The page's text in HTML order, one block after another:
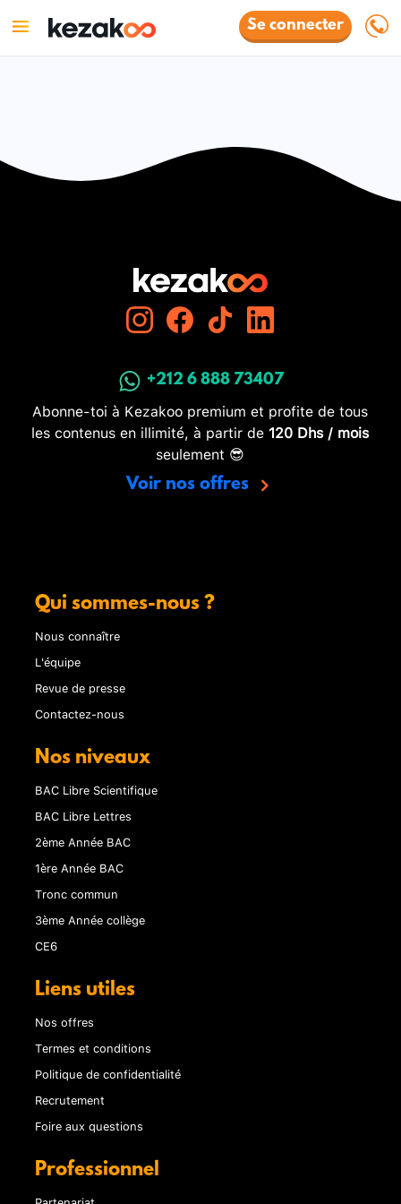
Se connecter
+212 6 888 73407
Abonne-toi à Kezakoo premium et profite de tous
les contenus en illimité, à partir de 120 Dhs / mois
seulement 😎
Voir nos offres
Qui sommes-nous ?
Nous connaître
L'équipe
Revue de presse
Contactez-nous
Nos niveaux
BAC Libre Scientifique
BAC Libre Lettres
2ème Année BAC
1ère Année BAC
Tronc commun
3ème Année collège
CE6
Liens utiles
Nos offres
Termes et conditions
Politique de confidentialité
Recrutement
Foire aux questions
Professionnel